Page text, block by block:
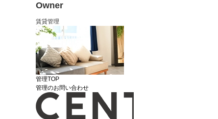
Owner
賃貸管理
管理TOP
管理のお問い合わせ